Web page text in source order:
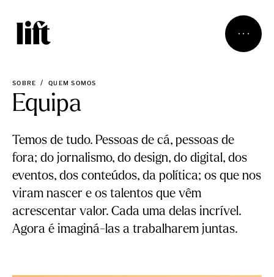
SOBRE QUEM SOMOS
Equipa
Temos de tudo. Pessoas de cá, pessoas de
fora; do jornalismo, do design, do digital, dos
eventos, dos conteúdos, da política; os que nos
viram nascer e os talentos que vêm
acrescentar valor. Cada uma delas incrível.
Agora é imaginá-las a trabalharem juntas.